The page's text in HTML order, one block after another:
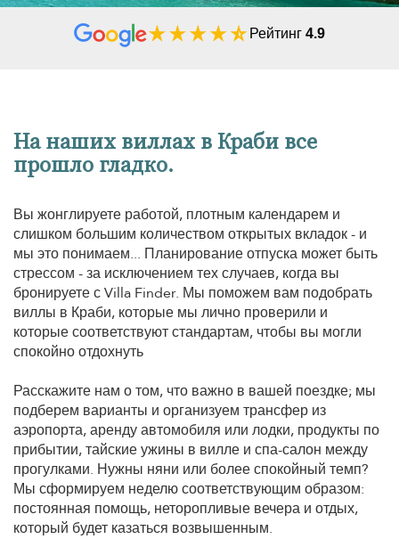
Рейтинг4.9
На наших виллах в Краби все
прошло гладко.
Вы жонглируете работой, плотным календарем и
слишком большим количеством открытых вкладок - и
мы это понимаем... Планирование отпуска может быть
стрессом - за исключением тех случаев, когда вы
бронируете с Villa Finder. Мы поможем вам подобрать
виллы в Краби, которые мы лично проверили и
которые соответствуют стандартам, чтобы вы могли
спокойно отдохнуть
Расскажите нам о том, что важно в вашей поездке; мы
подберем варианты и организуем трансфер из
аэропорта, аренду автомобиля или лодки, продукты по
прибытии, тайские ужины в вилле и спа-салон между
прогулками. Нужны няни или более спокойный темп?
Мы сформируем неделю соответствующим образом:
постоянная помощь, неторопливые вечера и отдых,
который будет казаться возвышенным.